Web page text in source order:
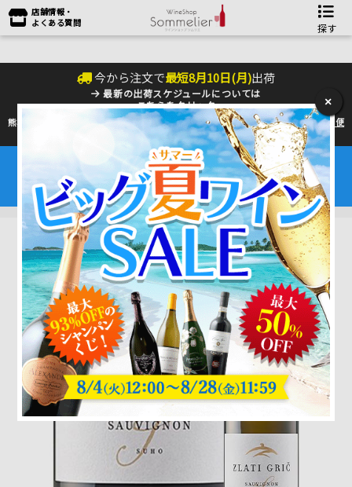
店舗情報・
よくある質問
探す
今から注文で最短8月10日(月)出荷
最新の出荷スケジュールについては
こちらをクリック
熊本地震の影響により九州への配送に遅れが生じております。最新情報は佐川急便
のHP
をご確認下さい。
夏季の配送は『クール便』のご利用をお勧めいたします。
ワインは25℃以上で劣化するデリケートな商品です。
6～9月はワインを守るためにも是非ご利用ください。
×